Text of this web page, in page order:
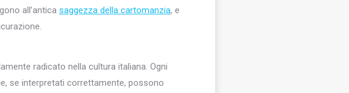
all’antica saggezza della cartomanzia, e
radicato nella cultura italiana. Ogni
se interpretati correttamente, possono